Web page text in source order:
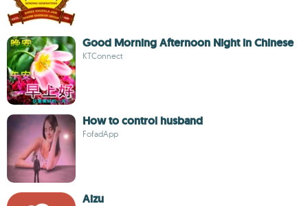
Good Morning Afternoon Night in Chinese
KTConnect
How to control husband
FofadApp
Aizu